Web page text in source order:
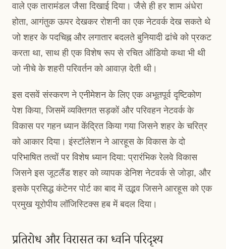
वाले एक तारामंडल जैसा दिखाई दिया। जैसे ही हर शाम अंधेरा
होता, आगंतुक ऊपर देखकर रोशनी का एक नेटवर्क देख सकते थे
जो शहर के पदचिह्न और लगातार बदलते बुनियादी ढांचे को प्रकट
करता था, साथ ही एक विशेष रूप से रचित ऑडियो कथा भी थी
जो नीचे के शहरी परिवर्तन को आवाज़ देती थी।
इस दसवें संस्करण ने एनीमेशन के लिए एक अभूतपूर्व दृष्टिकोण
पेश किया, जिसमें व्यक्तिगत सड़कों और परिवहन नेटवर्क के
विकास पर गहन ध्यान केंद्रित किया गया जिसने शहर के चरित्र
को आकार दिया। इंस्टॉलेशन ने आरहूस के विकास के दो
परिभाषित तत्वों पर विशेष ध्यान दिया: प्रारंभिक रेलवे विकास
जिसने इस जूटलैंड शहर को व्यापक डेनिश नेटवर्क से जोड़ा, और
इसके प्रसिद्ध कंटेनर पोर्ट का बाद में उद्भव जिसने आरहूस को एक
प्रमुख यूरोपीय लॉजिस्टिक्स हब में बदल दिया।
प्रतिरोध और विरासत का ध्वनि परिदृश्य